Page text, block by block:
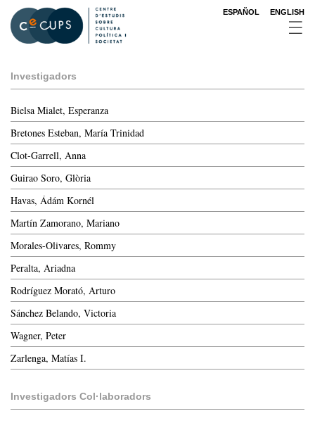
contingut
ESPAÑOL ENGLISH
Investigadors
Bielsa Mialet, Esperanza
Bretones Esteban, María Trinidad
Clot-Garrell, Anna
Guirao Soro, Glòria
Havas, Ádám Kornél
Martín Zamorano, Mariano
Morales-Olivares, Rommy
Peralta, Ariadna
Rodríguez Morató, Arturo
Sánchez Belando, Victoria
Wagner, Peter
Zarlenga, Matías I.
Investigadors Col·laboradors